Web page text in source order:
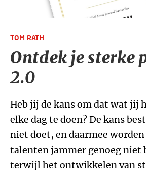
TOM RATH
Ontdek je sterke
2.0
Heb jij de kans om dat wat jij
elke dag te doen? De kans
niet doet, en daarmee
talenten jammer genoeg niet
terwijl het ontwikkelen van